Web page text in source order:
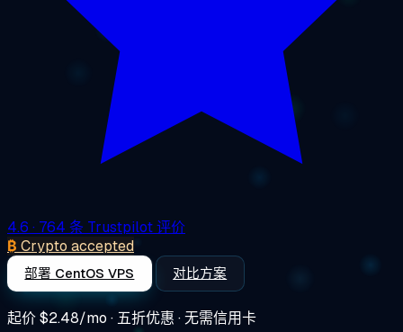
4.6 · 764 条 Trustpilot 评价
₿ Crypto accepted
部署 CentOS VPS 对比方案
起价$2.48/mo · 五折优惠 · 无需信用卡